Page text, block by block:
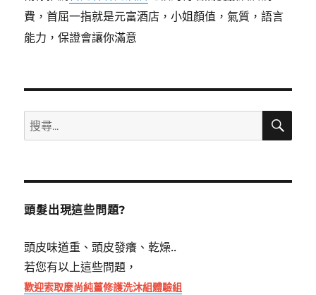
費，首屈一指就是元富酒店，小姐顏值，氣質，語言
能力，保證會讓你滿意
搜
尋
鍵
搜
頭髮出現這些問題?
頭皮味道重、頭皮發癢、乾燥..
若您有以上這些問題，
歡迎索取麼尚純薑修護洗沐組體驗組